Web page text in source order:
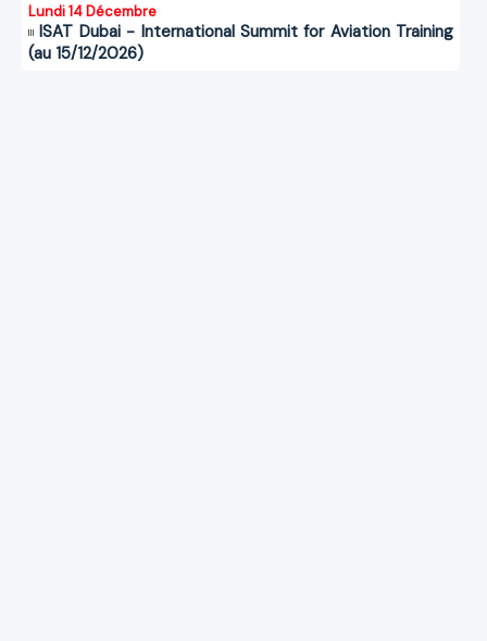
Lundi 14 Décembre
ISAT Dubai - International Summit for Aviation Training
(au 15/12/2026)